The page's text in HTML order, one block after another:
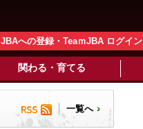
JBAへの登録・TeaｍJBA ログイン
関わる・育てる
一覧へ